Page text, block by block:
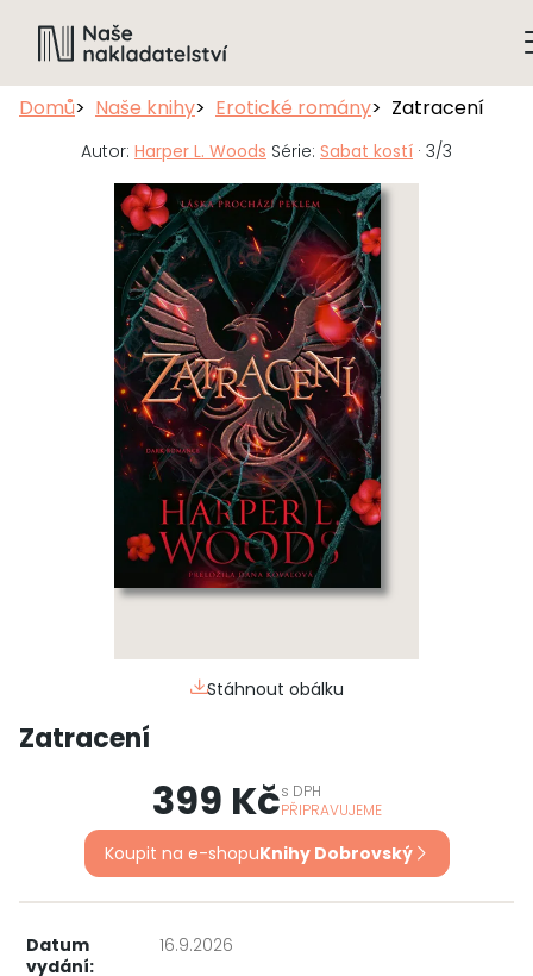
Domů Naše knihy Erotické romány Zatracení
Autor: Harper L. Woods Série: Sabat kostí · 3/3
Stáhnout obálku
Zatracení
399 Kčs DPH
PŘIPRAVUJEME
Koupit na e-shopuKnihy Dobrovský
Datum
vydání:
16.9.2026